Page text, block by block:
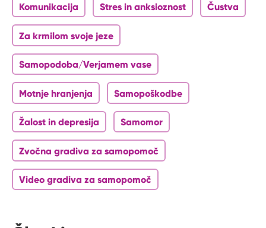
Komunikacija Stres in anksioznost Čustva
Za krmilom svoje jeze
Samopodoba/Verjamem vase
Motnje hranjenja Samopoškodbe
Žalost in depresija Samomor
Zvočna gradiva za samopomoč
Video gradiva za samopomoč